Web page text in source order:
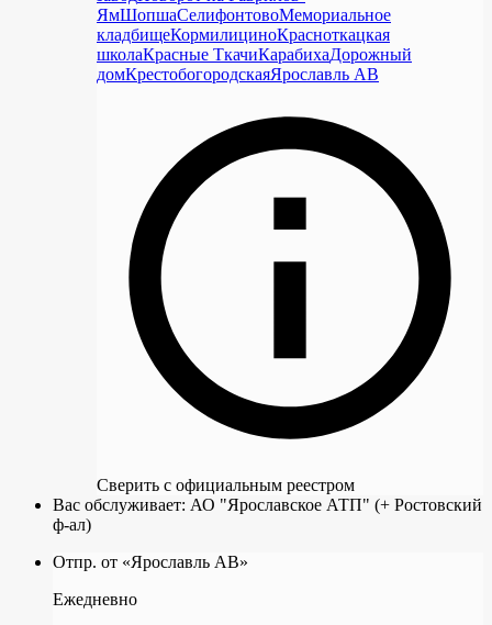
ЯмШопшаСелифонтовоМемориальное
кладбищеКормилициноКрасноткацкая
школаКрасные ТкачиКарабихаДорожный
домКрестобогородскаяЯрославль АВ
Сверить с официальным реестром
Вас обслуживает: АО "Ярославское АТП" (+ Ростовский
ф-ал)
Отпр. от «Ярославль АВ»
Ежедневно